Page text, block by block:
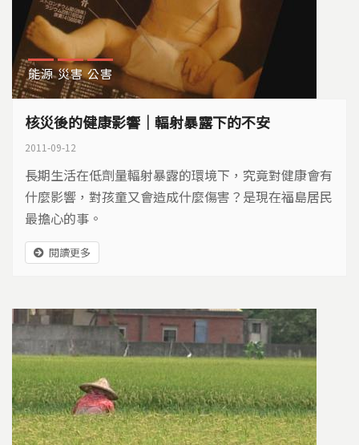
能源 災害 公害
核災後的健康影響｜輻射暴露下的不安
2011-09-12
長期生活在低劑量輻射暴露的環境下，究竟對健康會有
什麼影響，對孩童又會造成什麼傷害？是現在福島居民
最擔心的事。
閱讀更多